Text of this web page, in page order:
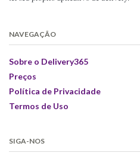
NAVEGAÇÃO
Sobre o Delivery365
Preços
Política de Privacidade
Termos de Uso
SIGA-NOS